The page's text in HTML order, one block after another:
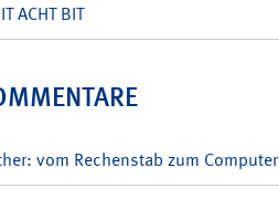
ACHT BIT
vom Rechenstab zum Computer